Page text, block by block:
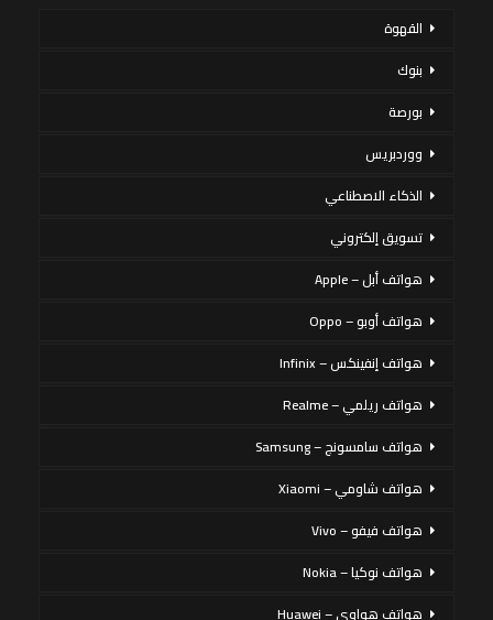
القهوة
بنوك
بورصة
ووردبريس
الذكاء الاصطناعي
تسويق إلكتروني
هواتف أبل – Apple
هواتف أوبو – Oppo
هواتف إنفينكس – Infinix
هواتف ريلمي – Realme
هواتف سامسونج – Samsung
هواتف شاومي – Xiaomi
هواتف فيفو – Vivo
هواتف نوكيا – Nokia
هواتف هواوي – Huawei